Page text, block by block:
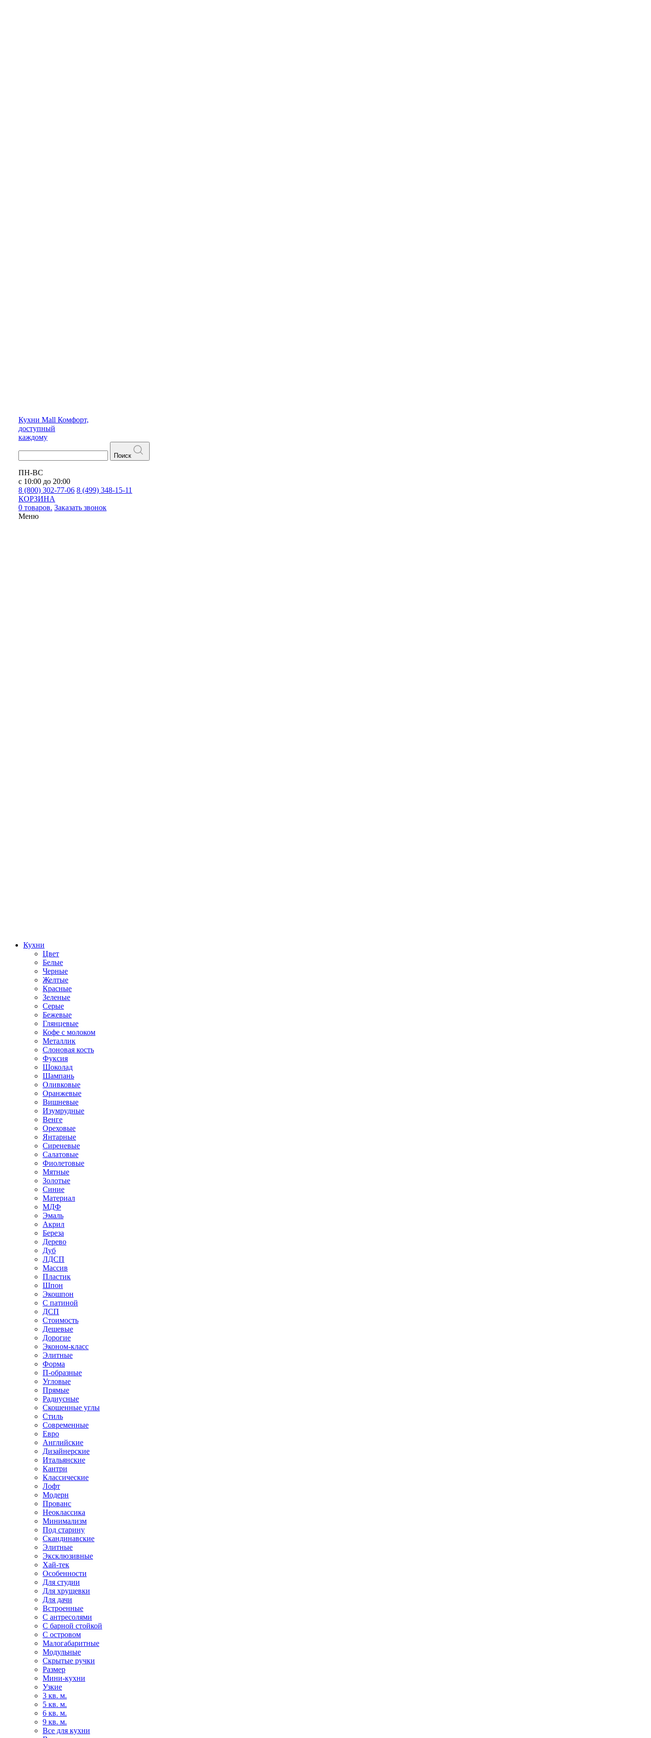
Кухни Mall Комфорт,
доступный
каждому
Поиск
ПН-ВС
с 10:00 до 20:00
8 (800) 302-77-06 8 (499) 348-15-11
КОРЗИНА
0 товаров. Заказать звонок
Меню
Кухни
Цвет
Белые
Черные
Желтые
Красные
Зеленые
Серые
Бежевые
Глянцевые
Кофе с молоком
Металлик
Слоновая кость
Фуксия
Шоколад
Шампань
Оливковые
Оранжевые
Вишневые
Изумрудные
Венге
Ореховые
Янтарные
Сиреневые
Салатовые
Фиолетовые
Мятные
Золотые
Синие
Материал
МДФ
Эмаль
Акрил
Береза
Дерево
Дуб
ЛДСП
Массив
Пластик
Шпон
Экошпон
С патиной
ДСП
Стоимость
Дешевые
Дорогие
Эконом-класс
Элитные
Форма
П-образные
Угловые
Прямые
Радиусные
Скошенные углы
Стиль
Современные
Евро
Английские
Дизайнерские
Итальянские
Кантри
Классические
Лофт
Модерн
Прованс
Неоклассика
Минимализм
Под старину
Скандинавские
Элитные
Эксклюзивные
Хай-тек
Особенности
Для студии
Для хрущевки
Для дачи
Встроенные
С антресолями
С барной стойкой
С островом
Малогабаритные
Модульные
Скрытые ручки
Размер
Мини-кухни
Узкие
3 кв. м.
5 кв. м.
6 кв. м.
9 кв. м.
Все для кухни